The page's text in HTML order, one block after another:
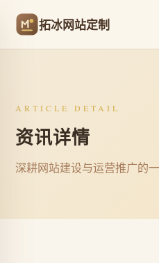
拓冰网站定制
ARTICLE DETAIL
资讯详情
深耕网站建设与运营推广的